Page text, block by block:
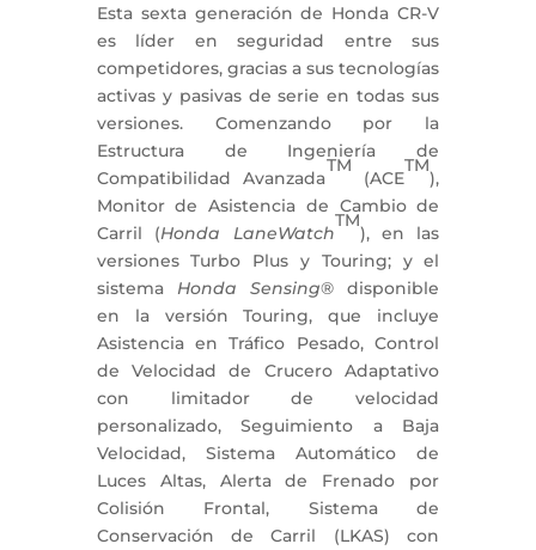
Esta sexta generación de Honda CR-V
es líder en seguridad entre sus
competidores, gracias a sus tecnologías
activas y pasivas de serie en todas sus
versiones. Comenzando por la
Estructura de Ingeniería de
Compatibilidad Avanzada
TM
(ACE
TM
),
Monitor de Asistencia de Cambio de
Carril (Honda LaneWatch
TM
), en las
versiones Turbo Plus y Touring; y el
sistema Honda Sensing® disponible
en la versión Touring, que incluye
Asistencia en Tráfico Pesado, Control
de Velocidad de Crucero Adaptativo
con limitador de velocidad
personalizado, Seguimiento a Baja
Velocidad, Sistema Automático de
Luces Altas, Alerta de Frenado por
Colisión Frontal, Sistema de
Conservación de Carril (LKAS) con